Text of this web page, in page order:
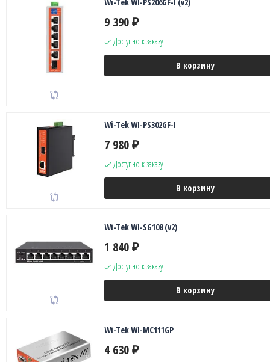
9 390 ₽
Доступно к заказу
В корзину
Wi-Tek WI-PS302GF-I
7 980 ₽
Доступно к заказу
В корзину
Wi-Tek WI-SG108 (v2)
1 840 ₽
Доступно к заказу
В корзину
Wi-Tek WI-MC111GP
4 630 ₽